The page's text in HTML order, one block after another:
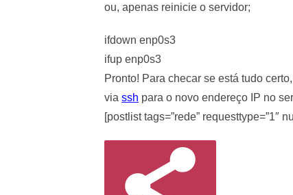
ou, apenas reinicie o servidor;
ifdown enp0s3
ifup enp0s3
Pronto! Para checar se está tudo
via ssh para o novo endereço IP no
[postlist tags=”rede” requesttype=”1″